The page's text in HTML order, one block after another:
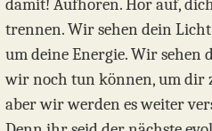
damit! Aufhören. Hör auf,
trennen. Wir sehen dein
um deine Energie. Wir sehen
wir noch tun können, um dir
aber wir werden es weiter